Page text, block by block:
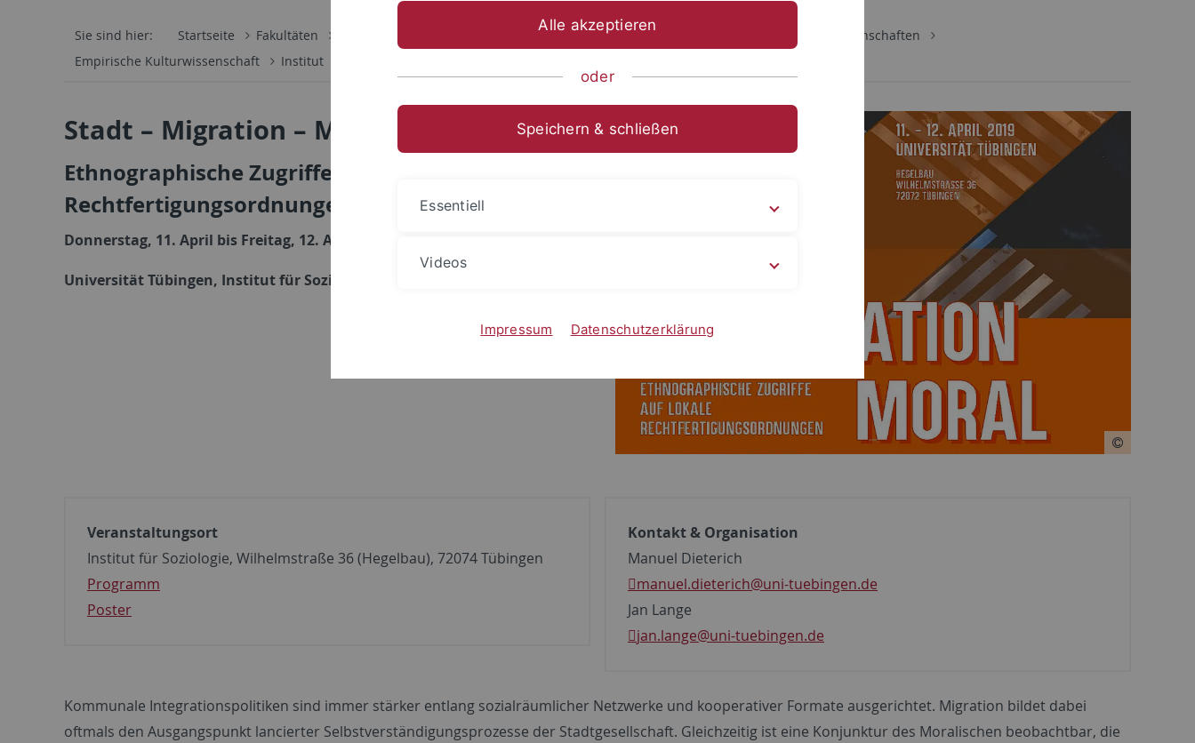
Sie sind hier: Startseite Fakultäten Wirtschafts- und Sozialwissenschaftliche Fakultät
Fachbereich Sozialwissenschaften
Empirische Kulturwissenschaft
Institut
Stadt – Migration – Moral
Ethnographische Zugriffe auf lokale
Rechtfertigungsordnungen
Donnerstag, 11. April bis Freitag, 12. April 2019
Universität Tübingen, Institut für Soziologie / Ludwig-Uhland-Institut
Veranstaltungsort
Institut für Soziologie, Wilhelmstraße 36 (Hegelbau), 72074 Tübingen
Programm
Poster
Kontakt & Organisation
Manuel Dieterich
manuel.dieterich@uni-tuebingen.de
Jan Lange
jan.lange@uni-tuebingen.de
Kommunale Integrationspolitiken sind immer stärker entlang sozialräumlicher Netzwerke und kooperativer Formate ausgerichtet. Migration bildet dabei
oftmals den Ausgangspunkt lancierter Selbstverständigungsprozesse der Stadtgesellschaft. Gleichzeitig ist eine Konjunktur des Moralischen beobachtbar, die
Alle akzeptieren
oder
Speichern & schließen
Essentiell
Videos
Impressum Datenschutzerklärung